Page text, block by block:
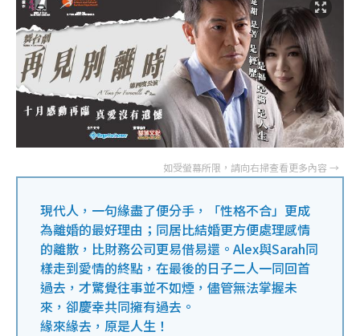
現代人，一句緣盡了便分手，「性格不合」更成
為離婚的最好理由；同居比結婚更方便處理感情
的離散，比財務公司更易借易還。Alex與Sarah同
樣走到愛情的終點，在最後的日子二人一同回首
過去，才驚覺往事並不如煙，儘管無法掌握未
來，卻慶幸共同擁有過去。
緣來緣去，原是人生！